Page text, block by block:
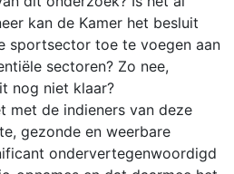
kan de Kamer het besluit
sportsector toe te voegen aan
sectoren? Zo nee,
nog niet klaar?
met de indieners van deze
gezonde en weerbare
ondervertegenwoordigd